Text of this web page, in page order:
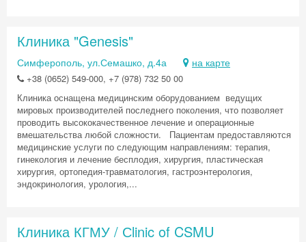
Клиника "Genesis"
Симферополь, ул.Семашко, д.4а на карте
+38 (0652) 549-000, +7 (978) 732 50 00
Клиника оснащена медицинским оборудованием ведущих
мировых производителей последнего поколения, что позволяет
проводить высококачественное лечение и операционные
вмешательства любой сложности. Пациентам предоставляются
медицинские услуги по следующим направлениям: терапия,
гинекология и лечение бесплодия, хирургия, пластическая
хирургия, ортопедия-травматология, гастроэнтерология,
эндокринология, урология,...
Клиника КГМУ / Сlinic of CSMU